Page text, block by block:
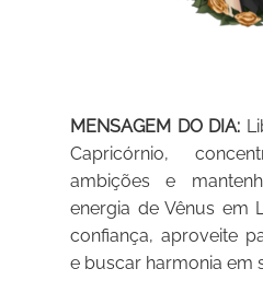
MENSAGEM DO DIA:
Capricórnio,
ambições e
energia de Vênus em
confiança, aproveite
e buscar harmonia em